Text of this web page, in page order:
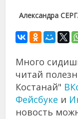
Александра
Много
читай
Костанай"
Фейсбуке и
новость